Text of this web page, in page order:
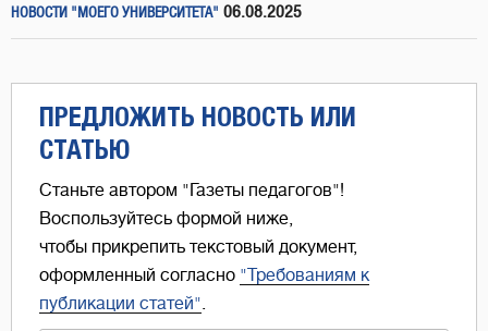
НОВОСТИ "МОЕГО УНИВЕРСИТЕТА" 06.08.2025
ПРЕДЛОЖИТЬ НОВОСТЬ ИЛИ
СТАТЬЮ
Станьте автором "Газеты педагогов"!
Воспользуйтесь формой ниже,
чтобы прикрепить текстовый документ,
оформленный согласно "Требованиям к
публикации статей"